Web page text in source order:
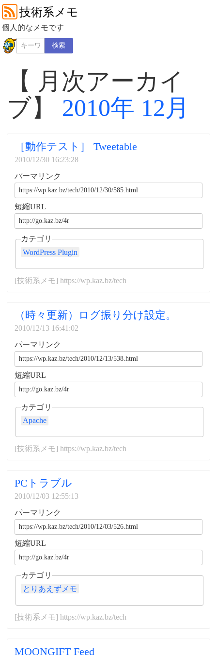
技術系メモ
個人的なメモです
検索
【 月次アーカイ
ブ】 2010年 12月
［動作テスト］ Tweetable
2010/12/30 16:23:28
パーマリンク
短縮URL
カテゴリ
WordPress Plugin
[技術系メモ] https://wp.kaz.bz/tech
（時々更新）ログ振り分け設定。
2010/12/13 16:41:02
パーマリンク
短縮URL
カテゴリ
Apache
[技術系メモ] https://wp.kaz.bz/tech
PCトラブル
2010/12/03 12:55:13
パーマリンク
短縮URL
カテゴリ
とりあえずメモ
[技術系メモ] https://wp.kaz.bz/tech
MOONGIFT Feed